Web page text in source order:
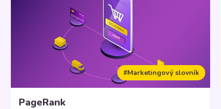
#Marketingový slovník
PageRank